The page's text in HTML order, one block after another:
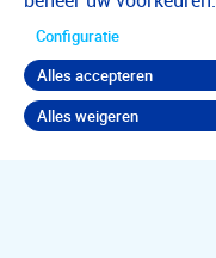
Configuratie
Alles accepteren
Alles weigeren